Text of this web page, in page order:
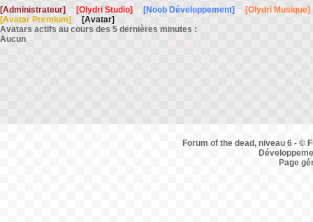
[Administrateur]
[Olydri Studio] [Noob Développement]
[Olydri Musique]
[Avatar Premium]
[Avatar]
Avatars actifs au cours des 5 dernières minutes :
Aucun
Forum of the dead, niveau 6 - ©
Page